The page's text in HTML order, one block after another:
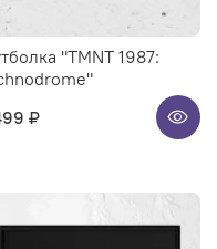
"TMNT 1987:
₽